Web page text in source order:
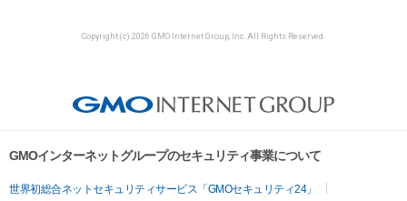
Copyright (c) 2026 GMO Internet Group, Inc. All Rights Reserved.
GMOインターネットグループのセキュリティ事業について
世界初総合ネットセキュリティサービス「GMOセキュリティ24」